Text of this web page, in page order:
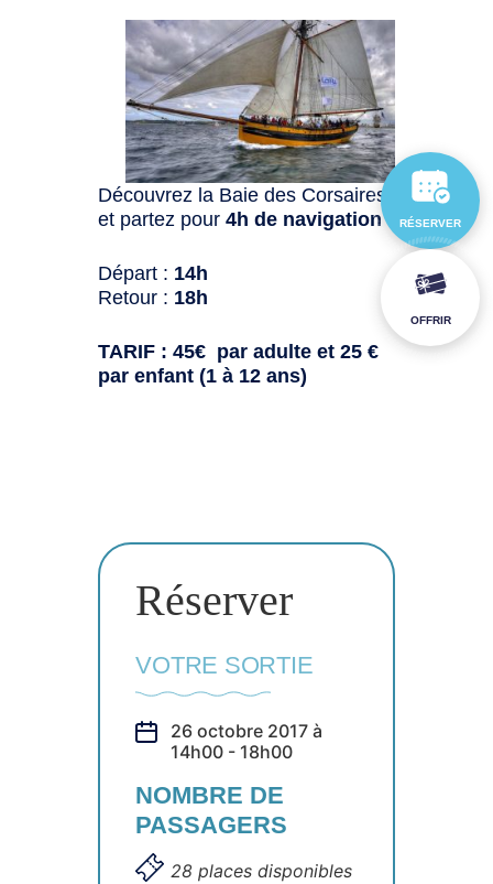
Découvrez la Baie des Corsaires
et partez pour4h de navigation:
Départ : 14h
Retour : 18h
TARIF : 45€ par adulte et 25 €
par enfant (1 à 12 ans)
Réserver
VOTRE SORTIE
26 octobre 2017 à
14h00 - 18h00
NOMBRE DE
PASSAGERS
28 places disponibles
RÉSERVER
OFFRIR